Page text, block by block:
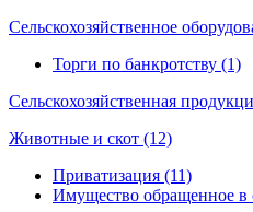
Сельскохозяйственное
Торги по банкротству (1)
Сельскохозяйственная
Животные и скот (12)
Приватизация (11)
Имущество обращенное в